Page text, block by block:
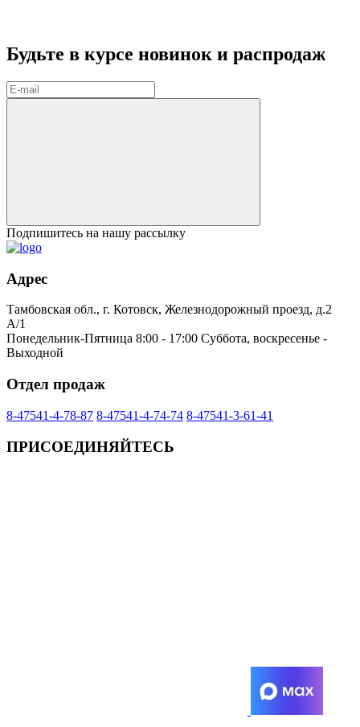
Будьте в курсе новинок и распродаж
Подпишитесь на нашу рассылку
Адрес
Тамбовская обл., г. Котовск, Железнодорожный проезд, д.2
А/1
Понедельник-Пятница 8:00 - 17:00 Суббота, воскресенье -
Выходной
Отдел продаж
8-47541-4-78-87 8-47541-4-74-74 8-47541-3-61-41
ПРИСОЕДИНЯЙТЕСЬ